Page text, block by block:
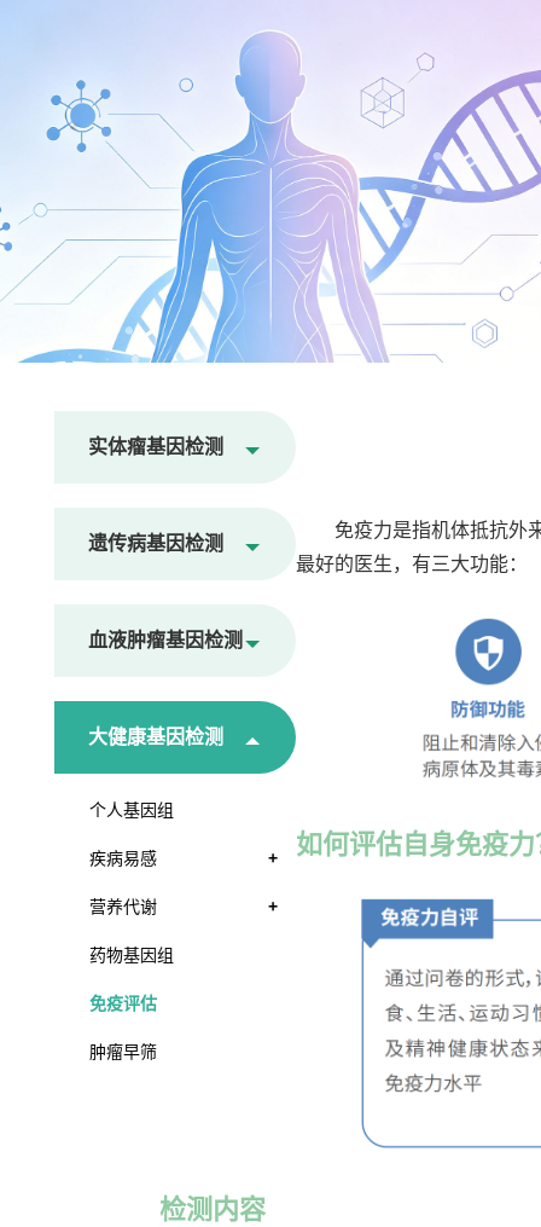
实体瘤基因检测
遗传病基因检测
血液肿瘤基因检测
大健康基因检测
个人基因组
疾病易感 +
营养代谢 +
药物基因组
免疫评估
肿瘤早筛
免疫力是指机体抵抗外
最好的医生，有三大功能：
如何评估自身免疫力
检测内容